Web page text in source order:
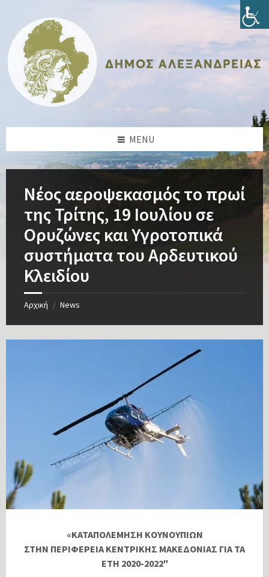
content
sidebar
sidebar
footer
MENU
Νέος αεροψεκασμός το πρωί
της Τρίτης, 19 Ιουλίου σε
Ορυζώνες και Υγροτοπικά
συστήματα του Αρδευτικού
Κλειδίου
Αρχική / News
«ΚΑΤΑΠΟΛΕΜΗΣΗ ΚΟΥΝΟΥΠΙΩΝ
ΣΤΗΝ ΠΕΡΙΦΕΡΕΙΑ ΚΕΝΤΡΙΚΗΣ ΜΑΚΕΔΟΝΙΑΣ ΓΙΑ ΤΑ
ΕΤΗ 2020-2022″